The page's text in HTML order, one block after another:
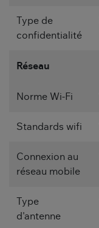
Type de
confidentialité
Réseau
Norme Wi-Fi
Standards wifi
Connexion au
réseau mobile
Type
d'antenne